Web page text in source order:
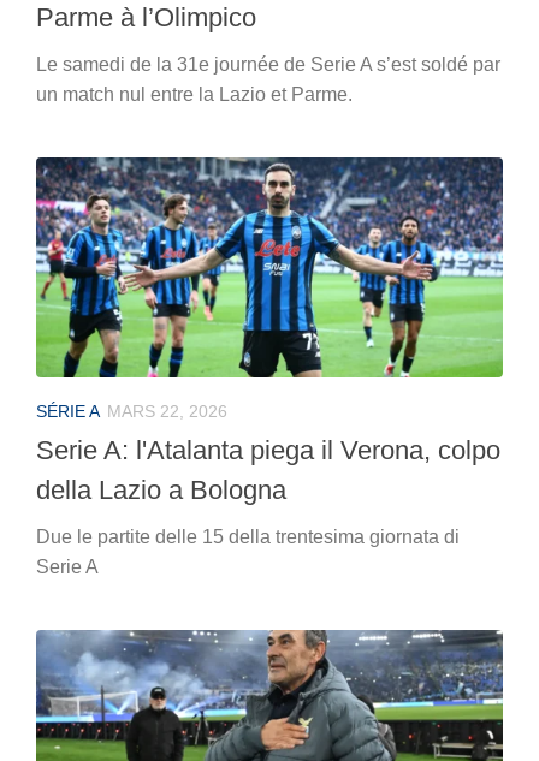
Parme à l’Olimpico
Le samedi de la 31e journée de Serie A s’est soldé par
un match nul entre la Lazio et Parme.
SÉRIE A MARS 22, 2026
Serie A: l'Atalanta piega il Verona, colpo
della Lazio a Bologna
Due le partite delle 15 della trentesima giornata di
Serie A